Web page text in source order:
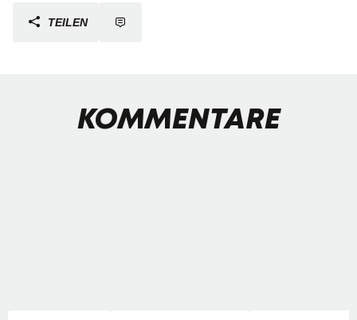
TEILEN
KOMMENTARE